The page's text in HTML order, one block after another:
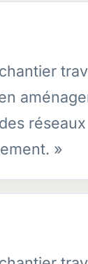
réseaux
»